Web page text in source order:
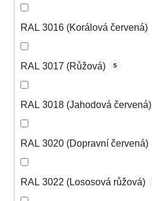
RAL 3016 (Korálová červená)
RAL 3017 (Růžová) 5
RAL 3018 (Jahodová červená)
RAL 3020 (Dopravní červená)
RAL 3022 (Lososová růžová)